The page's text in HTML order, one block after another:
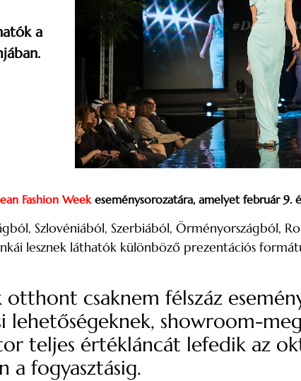
a
Fashion Weekeseménysorozatára, amelyet február 9.
Szlovéniából, Szerbiából, Örményországból,
lesznek láthatók különböző prezentációs
csaknem félszáz
lehetőségeknek, showroom-
teljes értékláncát lefedik az
a fogyasztásig.